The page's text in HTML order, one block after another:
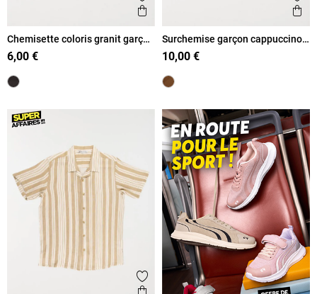
Ajouter aux favoris
Aperçu rapide
Chemisette coloris granit garçon
(XXS-M)
6,00 €
Surchemise garçon cappuccino
(XXS-M)
10,00 €
Ajouter aux favoris